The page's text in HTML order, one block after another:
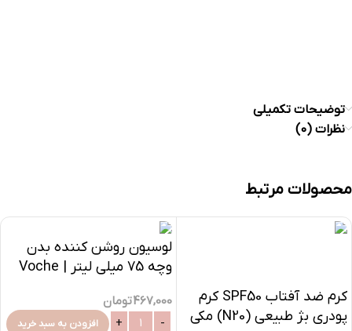
توضیحات تکمیلی
نظرات (0)
محصولات مرتبط
کرم ضد آفتاب SPF50 کرم
پودری بژ طبیعی (N20) مکی
لوسیون روشن کننده بدن
وچه 75 میلی لیتر | Voche
467,000تومان
افزودن به سبد خرید